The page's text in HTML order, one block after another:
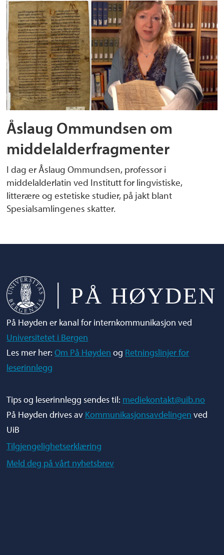
Åslaug Ommundsen om
middelalderfragmenter
I dag er Åslaug Ommundsen, professor i
middelalderlatin ved Institutt for lingvistiske,
litterære og estetiske studier, på jakt blant
Spesialsamlingenes skatter.
På Høyden er kanal for internkommunikasjon ved
Universitetet i Bergen
Les mer her:Om På Høyden og Retningslinjer for
leserinnlegg
Tips og leserinnlegg sendes til: mediekontakt@uib.no
På Høyden drives av Kommunikasjonsavdelingen ved
UiB
Tilgjengelighetserklæring
Meld deg på vårt nyhetsbrev